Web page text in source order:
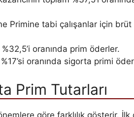
Primine tabi çalışanlar için
oranında prim öderler.
oranında sigorta primi
Prim Tutarları
göre farklılık gösterir. İlk